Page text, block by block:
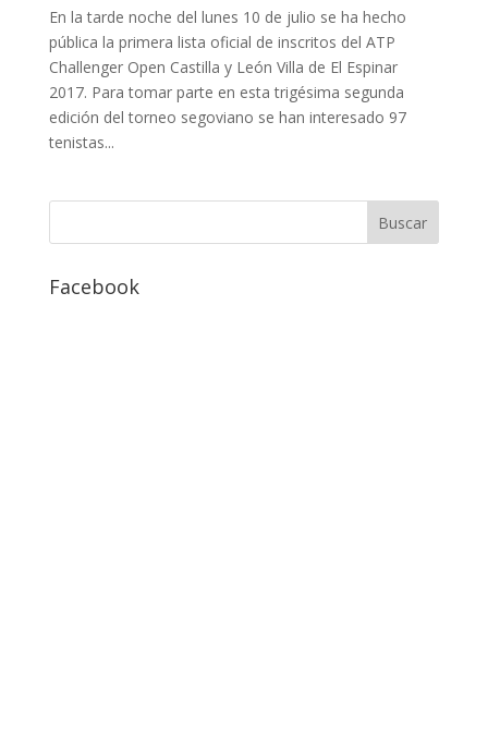
En la tarde noche del lunes 10 de julio se ha hecho
pública la primera lista oficial de inscritos del ATP
Challenger Open Castilla y León Villa de El Espinar
2017. Para tomar parte en esta trigésima segunda
edición del torneo segoviano se han interesado 97
tenistas...
Facebook